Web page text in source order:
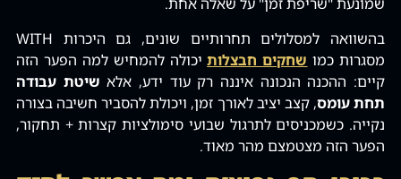
שמונעת "שריפת זמן" על שאלה אחת.
בהשוואה למסלולים תחרותיים שונים‚ גם היכרות WITH
מסגרות כמו שחקים חבצלותיכולה להמחיש למה הפער הזה
קיים: ההכנה הנכונה איננה רק עוד ידע‚ אלא שיטת עבודה
תחת עומס‚ קצב יציב לאורך זמן‚ ויכולת להסביר חשיבה בצורה
נקייה. כשמכניסים לתרגול שבועי סימולציות קצרות + תחקור‚
הפער הזה מצטמצם מהר מאוד.